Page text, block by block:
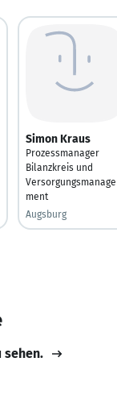
Simon Kraus
Prozessmanager
Bilanzkreis und
Versorgungsmanage
ment
Augsburg
sehen.